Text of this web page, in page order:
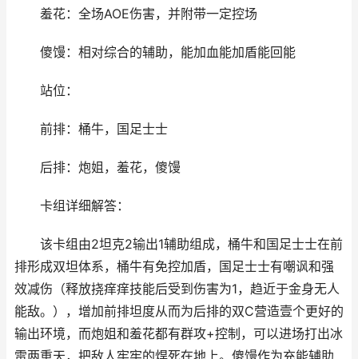
羞花：全场AOE伤害，并附带一定控场
傻馒：相对综合的辅助，能加血能加盾能回能
站位：
前排：桶牛，国足士士
后排：炮姐，羞花，傻馒
卡组详细解答：
该卡组由2坦克2输出1辅助组成，桶牛和国足士士在前
排形成双坦体系，桶牛有免控加盾，国足士士有嘲讽和强
效减伤（释放挠痒痒技能后受到伤害为1，趋近于金身无人
能敌。），增加前排坦度从而为后排的双C营造壹个更好的
输出环境，而炮姐和羞花都有群攻+控制，可以进场打出冰